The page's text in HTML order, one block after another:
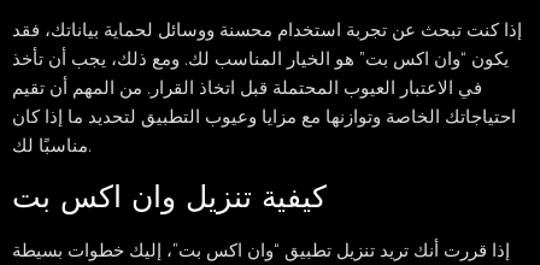
إذا كنت تبحث عن تجربة استخدام محسنة ووسائل لحماية بياناتك، فقد
يكون “وان اكس بت” هو الخيار المناسب لك. ومع ذلك، يجب أن تأخذ
في الاعتبار العيوب المحتملة قبل اتخاذ القرار. من المهم أن تقيم
احتياجاتك الخاصة وتوازنها مع مزايا وعيوب التطبيق لتحديد ما إذا كان
مناسبًا لك.
كيفية تنزيل وان اكس بت
إذا قررت أنك تريد تنزيل تطبيق “وان اكس بت”، إليك خطوات بسيطة